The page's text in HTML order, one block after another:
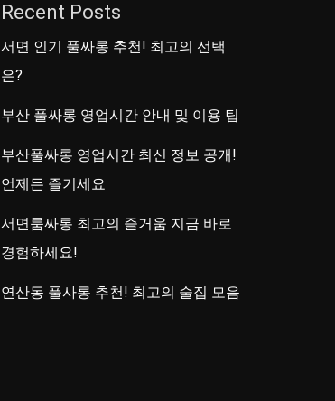
Recent Posts
서면 인기 풀싸롱 추천! 최고의 선택
은?
부산 풀싸롱 영업시간 안내 및 이용 팁
부산풀싸롱 영업시간 최신 정보 공개!
언제든 즐기세요
서면룸싸롱 최고의 즐거움 지금 바로
경험하세요!
연산동 풀사롱 추천! 최고의 술집 모음